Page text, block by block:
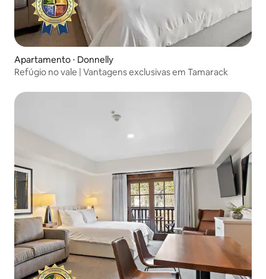
Apartamento ⋅ Donnelly
Refúgio no vale | Vantagens exclusivas em Tamarack